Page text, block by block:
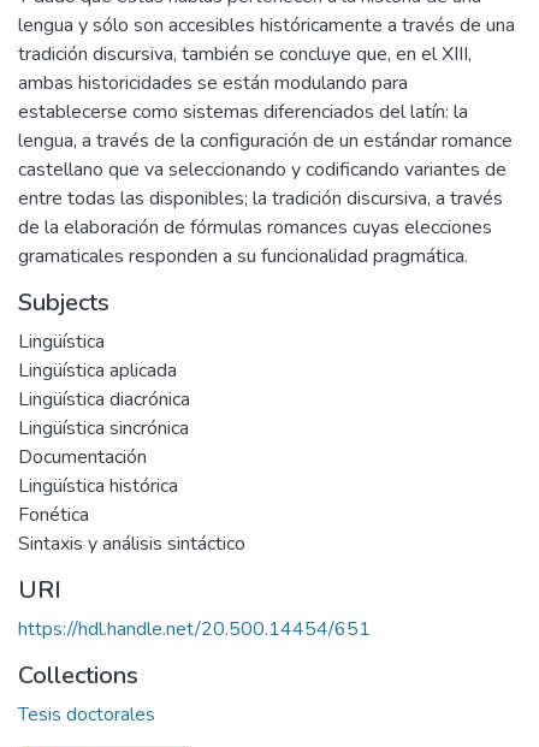
lengua y sólo son accesibles históricamente a través de una
tradición discursiva, también se concluye que, en el XIII,
ambas historicidades se están modulando para
establecerse como sistemas diferenciados del latín: la
lengua, a través de la configuración de un estándar romance
castellano que va seleccionando y codificando variantes de
entre todas las disponibles; la tradición discursiva, a través
de la elaboración de fórmulas romances cuyas elecciones
gramaticales responden a su funcionalidad pragmática.
Subjects
Lingüística
Lingüística aplicada
Lingüística diacrónica
Lingüística sincrónica
Documentación
Lingüística histórica
Fonética
Sintaxis y análisis sintáctico
URI
https://hdl.handle.net/20.500.14454/651
Collections
Tesis doctorales